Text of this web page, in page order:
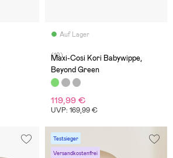
Auf Lager
(19)
Maxi-Cosi Kori Babywippe,
Beyond Green
119,99 €
UVP: 169,99 €
Testsieger
Versandkostenfrei